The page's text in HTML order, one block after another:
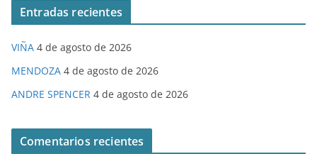
Entradas recientes
VIÑA 4 de agosto de 2026
MENDOZA 4 de agosto de 2026
ANDRE SPENCER 4 de agosto de 2026
Comentarios recientes